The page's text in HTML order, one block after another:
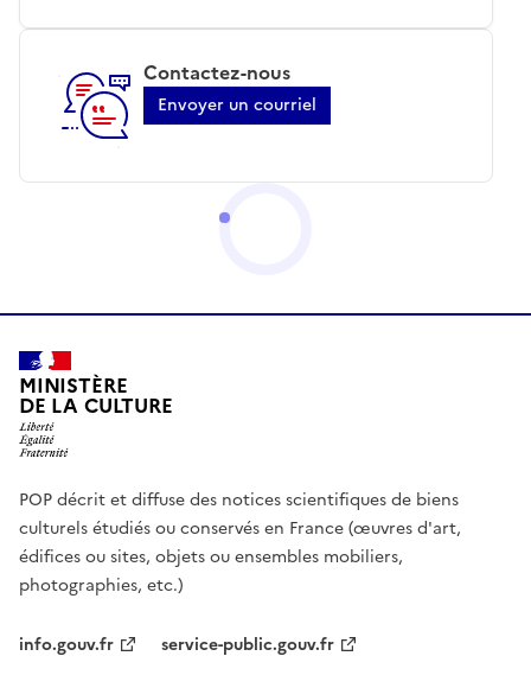
Contactez-nous
Envoyer un courriel
MINISTÈRE
DE LA CULTURE
POP décrit et diffuse des notices scientifiques de biens
culturels étudiés ou conservés en France (œuvres d'art,
édifices ou sites, objets ou ensembles mobiliers,
photographies, etc.)
info.gouv.fr service-public.gouv.fr